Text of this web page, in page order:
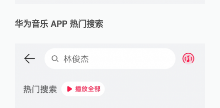
华为音乐 APP 热门搜索